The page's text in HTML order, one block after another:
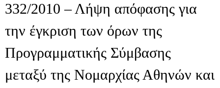
332/2010 – Λήψη απόφασης για
την έγκριση των όρων της
Προγραμματικής Σύμβασης
μεταξύ της Νομαρχίας Αθηνών και